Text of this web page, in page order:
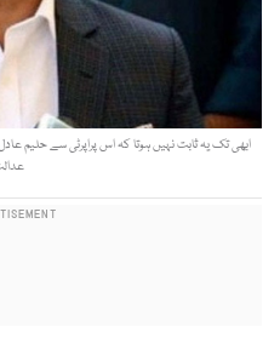
ابھی تک یہ ثابت نہیں ہوتا کہ اس پراپرٹی سے حلیم